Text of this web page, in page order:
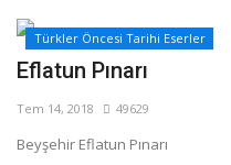
Türkler Öncesi Tarihi Eserler
Eflatun Pınarı
Tem 14, 2018 49629
Beyşehir Eflatun Pınarı